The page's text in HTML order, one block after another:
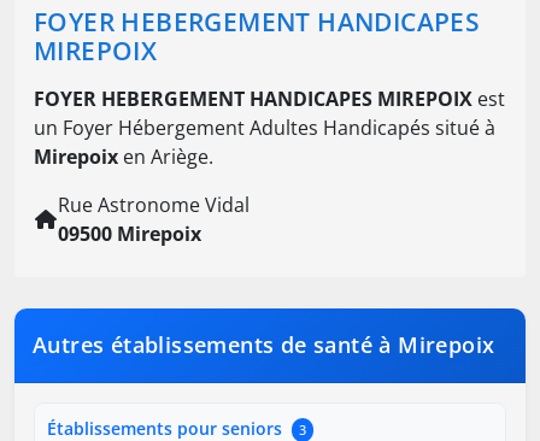
FOYER HEBERGEMENT HANDICAPES
MIREPOIX
FOYER HEBERGEMENT HANDICAPES MIREPOIX est
un Foyer Hébergement Adultes Handicapés situé à
Mirepoix en Ariège.
Rue Astronome Vidal
09500 Mirepoix
Autres établissements de santé à Mirepoix
Établissements pour seniors 3